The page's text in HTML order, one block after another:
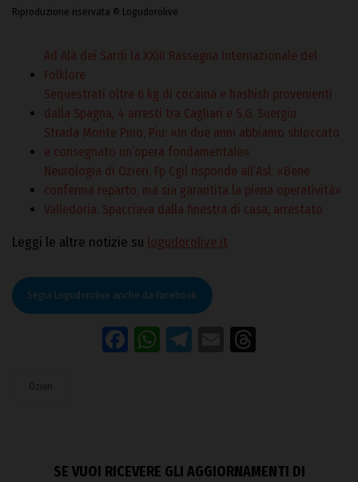
Riproduzione riservata © Logudorolive
Ad Alà dei Sardi la XXIII Rassegna Internazionale del
Folklore
Sequestrati oltre 6 kg di cocaina e hashish provenienti
dalla Spagna, 4 arresti tra Cagliari e S.G. Suergiu
Strada Monte Pino, Piu: «In due anni abbiamo sbloccato
e consegnato un’opera fondamentale»
Neurologia di Ozieri, Fp Cgil risponde all’Asl: «Bene
conferma reparto, ma sia garantita la piena operatività»
Valledoria. Spacciava dalla finestra di casa, arrestato
Leggi le altre notizie su logudorolive.it
Segui Logudorolive anche da Facebook
Facebook
WhatsApp
Telegram
Email
Ozieri
SE VUOI RICEVERE GLI AGGIORNAMENTI DI